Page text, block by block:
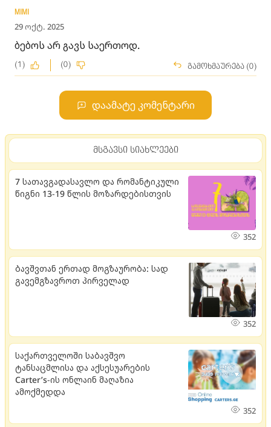
MIMI
29 ოქტ. 2025
ბებოს არ გავს საერთოდ.
(1) (0) გამოხმაურება (0)
დაამატე კომენტარი
მსგავსი სიახლეები
7 სათავგადასავლო და რომანტიკული
წიგნი 13-19 წლის მოზარდებისთვის
352
ბავშვთან ერთად მოგზაურობა: სად
გავემგზავროთ პირველად
352
საქართველოში საბავშვო
ტანსაცმლისა და აქსესუარების
Carter’s-ის ონლაინ მაღაზია
ამოქმედდა
352